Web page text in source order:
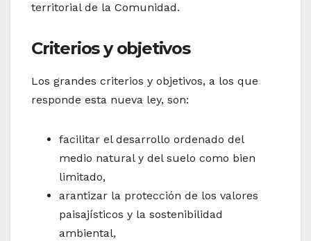
territorial de la Comunidad.
Criterios y objetivos
Los grandes criterios y objetivos, a los que
responde esta nueva ley, son:
facilitar el desarrollo ordenado del
medio natural y del suelo como bien
limitado,
arantizar la protección de los valores
paisajísticos y la sostenibilidad
ambiental,